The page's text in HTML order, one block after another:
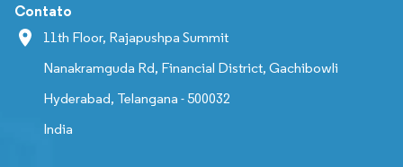
Contato
11th Floor, Rajapushpa Summit
Nanakramguda Rd, Financial District, Gachibowli
Hyderabad, Telangana - 500032
India